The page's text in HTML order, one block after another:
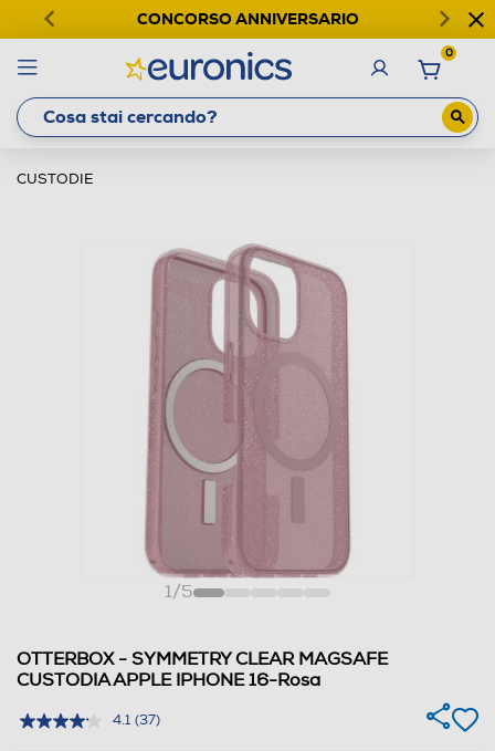
CONCORSO ANNIVERSARIO
0
CUSTODIE
1/5
OTTERBOX - SYMMETRY CLEAR MAGSAFE
CUSTODIA APPLE IPHONE 16-Rosa
4.1 (37)